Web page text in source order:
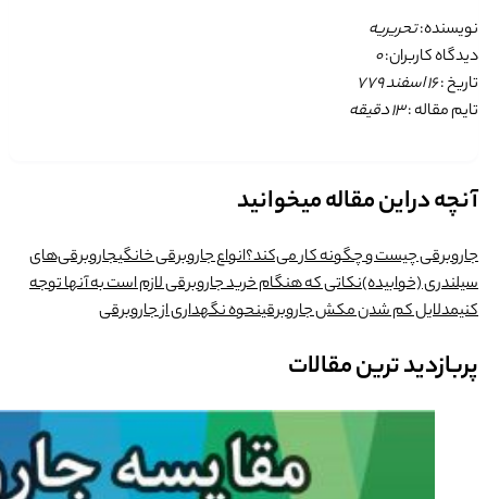
نویسنده:تحریریه
دیدگاه کاربران:0
تاریخ :۱۶ اسفند ۷۷۹
تایم مقاله :13دقیقه
آنچه دراین مقاله میخوانید
جاروبرقی چیست و چگونه کار می‌کند؟انواع جاروبرقی خانگیجاروبرقی‌های
سیلندری (خوابیده)نکاتی که هنگام خرید جاروبرقی لازم است به آنها توجه
کنیمدلایل کم شدن مکش جاروبرقینحوه نگهداری از جاروبرقی
پربازدید ترین مقالات